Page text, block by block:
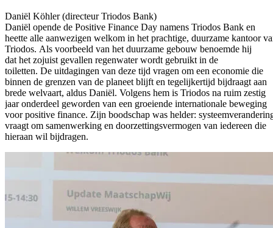
Daniël Köhler (directeur Triodos Bank)
Daniël opende de Positive Finance Day namens Triodos Bank en
heette alle aanwezigen welkom in het prachtige, duurzame kantoor
Triodos. Als voorbeeld van het duurzame gebouw benoemde hij
dat het zojuist gevallen regenwater wordt gebruikt in de
toiletten. De uitdagingen van deze tijd vragen om een economie die
binnen de grenzen van de planeet blijft en tegelijkertijd bijdraagt aan
brede welvaart, aldus Daniël. Volgens hem is Triodos na ruim zestig
jaar onderdeel geworden van een groeiende internationale beweging
voor positive finance. Zijn boodschap was helder:
vraagt om samenwerking en doorzettingsvermogen van iedereen die
hieraan wil bijdragen.